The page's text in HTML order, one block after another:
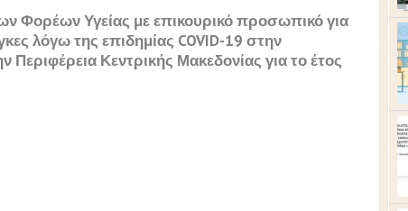
Φορέων Υγείας με επικουρικό προσωπικό για
λόγω της επιδημίας COVID-19 στην
Περιφέρεια Κεντρικής Μακεδονίας για το έτος